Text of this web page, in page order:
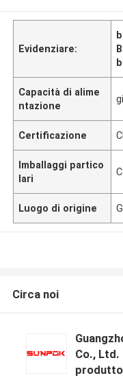
Evidenziare:
Capacità di alime
ntazione
Certificazione
Imballaggi partico
lari
Luogo di origine
Circa noi
Co.,